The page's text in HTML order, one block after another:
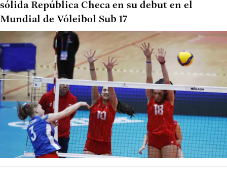
sólida República Checa en su debut en el
Mundial de Vóleibol Sub 17